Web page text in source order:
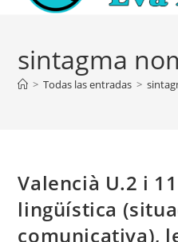
sintagma
> Todas las entradas >
Valencià U.2 i
lingüística
comunicativa),